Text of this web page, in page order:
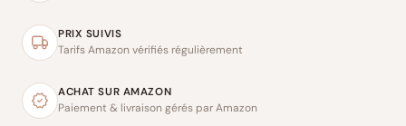
PRIX SUIVIS
Tarifs Amazon vérifiés régulièrement
ACHAT SUR AMAZON
Paiement & livraison gérés par Amazon